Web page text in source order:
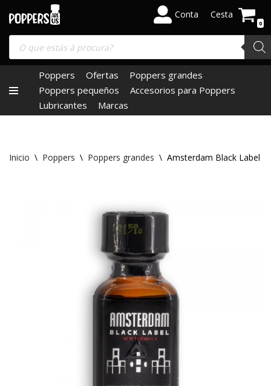
content
Conta Cesta
0
Poppers Ofertas
Poppers grandes
Poppers pequeños
Accesorios para Poppers
Lubricantes
Marcas
Inicio \ Poppers \ Poppers grandes \ Amsterdam Black Label